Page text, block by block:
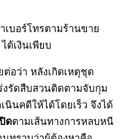
ต่อว่า หลังเกิดเหตุชุด
งรัดสืบสวนติดตามจับกุม
นินคดีให้ได้โดยเร็ว จึงได้
ดตามเส้นทางการหลบหนี